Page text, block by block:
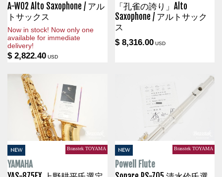
A-WO2 Alto Saxophone / アル
トサックス
Now in stock! Now only one
available for immediate
delivery!
$ 2,822.40 USD
「孔雀の誇り」Alto
Saxophone / アルトサック
ス
$ 8,316.00USD
NEW Brasstek TOYAMA
YAMAHA
NEW Brasstek TOYAMA
Powell Flute